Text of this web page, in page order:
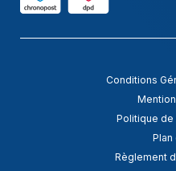
Conditions
Politique
Plan
Règlement